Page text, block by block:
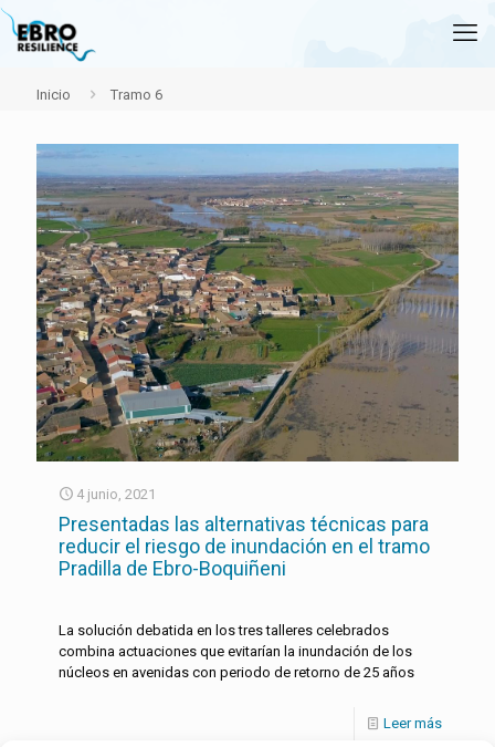
Inicio Tramo 6
4 junio, 2021
Presentadas las alternativas técnicas para
reducir el riesgo de inundación en el tramo
Pradilla de Ebro-Boquiñeni
La solución debatida en los tres talleres celebrados
combina actuaciones que evitarían la inundación de los
núcleos en avenidas con periodo de retorno de 25 años
Leer más